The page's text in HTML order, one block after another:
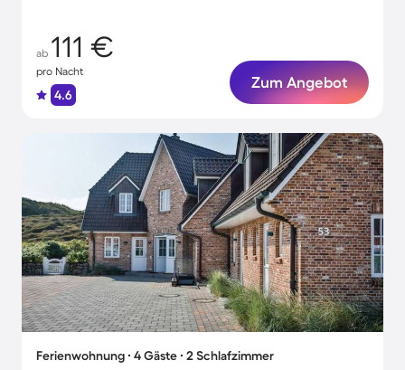
ab 111 €
pro Nacht
4.6
Zum Angebot
Ferienwohnung ∙ 4 Gäste ∙ 2 Schlafzimmer